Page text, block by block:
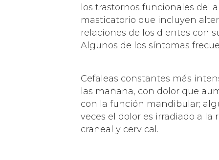
los trastornos funcionales del
masticatorio que incluyen
relaciones de los dientes con
Algunos de los síntomas
Cefaleas constantes más
las mañana, con dolor que
con la función mandibular;
veces el dolor es irradiado a la
craneal y cervical.